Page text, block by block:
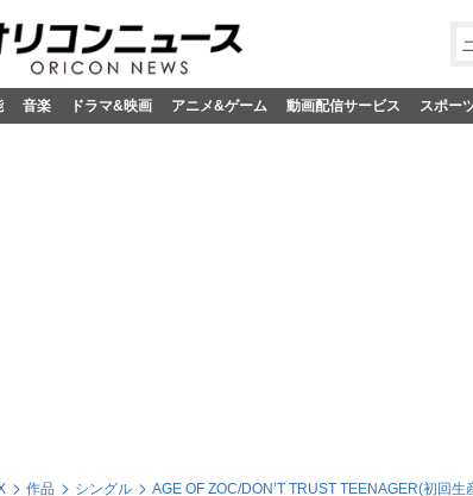
音楽 ドラマ&映画 アニメ&ゲーム 動画配信サービス スポー
作品 シングル AGE OF ZOC/DON’T TRUST TEENAGER(初回生